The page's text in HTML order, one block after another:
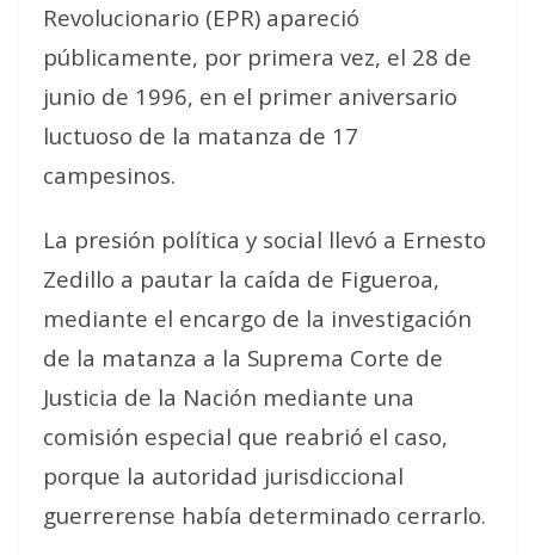
Revolucionario (EPR) apareció
públicamente, por primera vez, el 28 de
junio de 1996, en el primer aniversario
luctuoso de la matanza de 17
campesinos.
La presión política y social llevó a Ernesto
Zedillo a pautar la caída de Figueroa,
mediante el encargo de la investigación
de la matanza a la Suprema Corte de
Justicia de la Nación mediante una
comisión especial que reabrió el caso,
porque la autoridad jurisdiccional
guerrerense había determinado cerrarlo.